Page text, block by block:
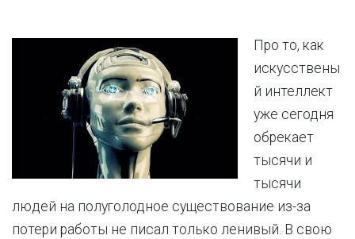
Про то, как
искусствены
й интеллект
уже сегодня
обрекает
тысячи и
тысячи
людей на полуголодное существование из-за
потери работы не писал только ленивый. В свою